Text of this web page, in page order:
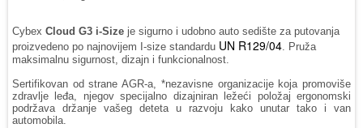
Cybex Cloud G3 i-Size je sigurno i udobno auto sedište za putovanja
proizvedeno po najnovijem I-size standardu UN R129/04. Pruža
maksimalnu sigurnost, dizajn i funkcionalnost.
Sertifikovan od strane AGR-a, *nezavisne organizacije koja promoviše
zdravlje leđa, njegov specijalno dizajniran ležeći položaj ergonomski
podržava držanje vašeg deteta u razvoju kako unutar tako i van
automobila.